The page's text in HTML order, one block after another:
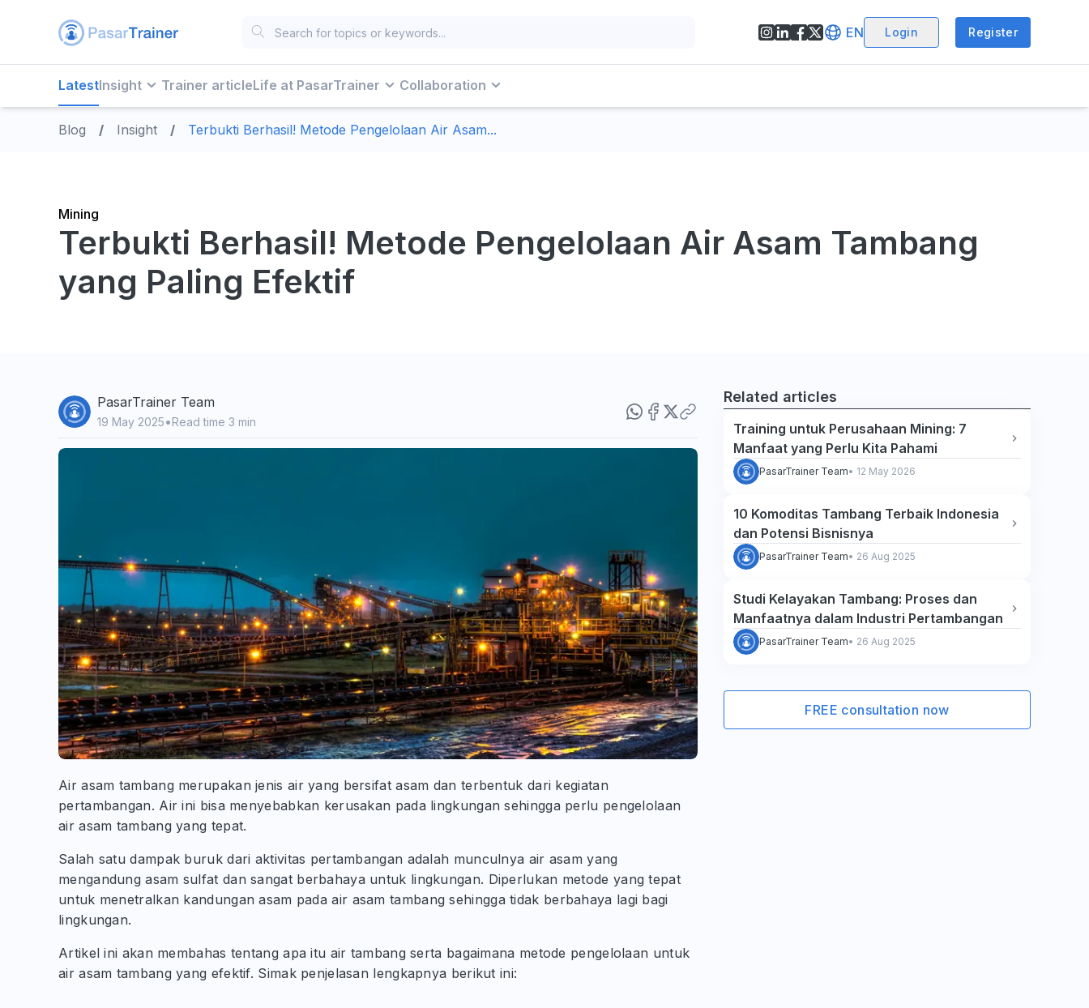
EN Login Register
LatestInsight Trainer articleLife at PasarTrainer Collaboration
Blog / Insight / Terbukti Berhasil! Metode Pengelolaan Air Asam...
Mining
Terbukti Berhasil! Metode Pengelolaan Air Asam Tambang
yang Paling Efektif
PasarTrainer Team
19 May 2025•Read time 3 min
Air asam tambang merupakan jenis air yang bersifat asam dan terbentuk dari kegiatan
pertambangan. Air ini bisa menyebabkan kerusakan pada lingkungan sehingga perlu pengelolaan
air asam tambang yang tepat.
Salah satu dampak buruk dari aktivitas pertambangan adalah munculnya air asam yang
mengandung asam sulfat dan sangat berbahaya untuk lingkungan. Diperlukan metode yang tepat
untuk menetralkan kandungan asam pada air asam tambang sehingga tidak berbahaya lagi bagi
lingkungan.
Artikel ini akan membahas tentang apa itu air tambang serta bagaimana metode pengelolaan untuk
air asam tambang yang efektif. Simak penjelasan lengkapnya berikut ini:
Related articles
Training untuk Perusahaan Mining: 7
Manfaat yang Perlu Kita Pahami
PasarTrainer Team• 12 May 2026
10 Komoditas Tambang Terbaik Indonesia
dan Potensi Bisnisnya
PasarTrainer Team• 26 Aug 2025
Studi Kelayakan Tambang: Proses dan
Manfaatnya dalam Industri Pertambangan
PasarTrainer Team• 26 Aug 2025
FREE consultation now